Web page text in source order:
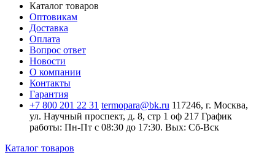
Каталог товаров
Оптовикам
Доставка
Оплата
Вопрос ответ
Новости
О компании
Контакты
Гарантия
+7 800 201 22 31 termopara@bk.ru 117246, г. Москва,
ул. Научный проспект, д. 8, стр 1 оф 217 График
работы: Пн‑Пт с 08:30 до 17:30. Вых: Сб‑Вск
Каталог товаров